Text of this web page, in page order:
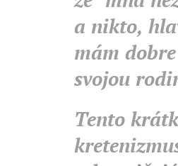
a nikto,
mám
svojou
Tento